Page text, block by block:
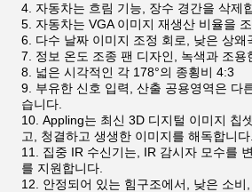
자동차는 흐림 기능, 장수 경간을 삭제
자동차는 VGA 이미지 재생산 비율을
다수 날짜 이미지 조정 회로, 낮은 상왜
정보 온도 조종 팬 디자인, 녹색과 조용
넓은 시각적인 각 178°의 종횡비 4:3
부유한 신호 입력, 산출 공용영역은 다
습니다.
Appling는 최신 3D 디지털 이미지 칩
고, 청결하고 생생한 이미지를 해독합니다.
집중 IR 수신기는, IR 감시자 모수를
를 지원합니다.
안정되어 있는 힘구조에서, 낮은 소비